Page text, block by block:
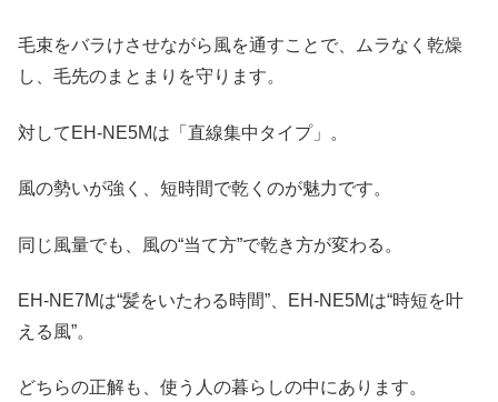
毛束をバラけさせながら風を通すことで、ムラなく乾燥
し、毛先のまとまりを守ります。
対してEH-NE5Mは「直線集中タイプ」。
風の勢いが強く、短時間で乾くのが魅力です。
同じ風量でも、風の“当て方”で乾き方が変わる。
EH-NE7Mは“髪をいたわる時間”、EH-NE5Mは“時短を叶
える風”。
どちらの正解も、使う人の暮らしの中にあります。